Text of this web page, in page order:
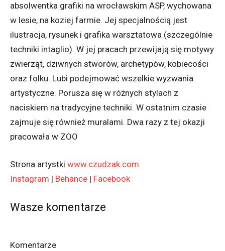
absolwentka grafiki na wrocławskim ASP, wychowana
w lesie, na koziej farmie. Jej specjalnością jest
ilustracja, rysunek i grafika warsztatowa (szczególnie
techniki intaglio). W jej pracach przewijają się motywy
zwierząt, dziwnych stworów, archetypów, kobiecości
oraz folku. Lubi podejmować wszelkie wyzwania
artystyczne. Porusza się w różnych stylach z
naciskiem na tradycyjne techniki. W ostatnim czasie
zajmuje się również muralami. Dwa razy z tej okazji
pracowała w ZOO
Strona artystki www.czudzak.com
Instagram | Behance | Facebook
Wasze komentarze
Komentarze